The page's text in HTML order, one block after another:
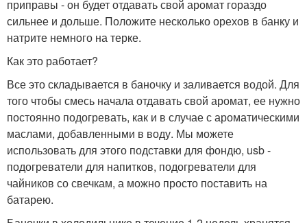
приправы - он будет отдавать свой аромат гораздо
сильнее и дольше. Положите несколько орехов в банку и
натрите немного на терке.
Как это работает?
Все это складывается в баночку и заливается водой. Для
того чтобы смесь начала отдавать свой аромат, ее нужно
постоянно подогревать, как и в случае с ароматическими
маслами, добавленными в воду. Мы можете
использовать для этого подставки для фондю, usb -
подогреватели для напитков, подогреватели для
чайников со свечкам, а можно просто поставить на
батарею.